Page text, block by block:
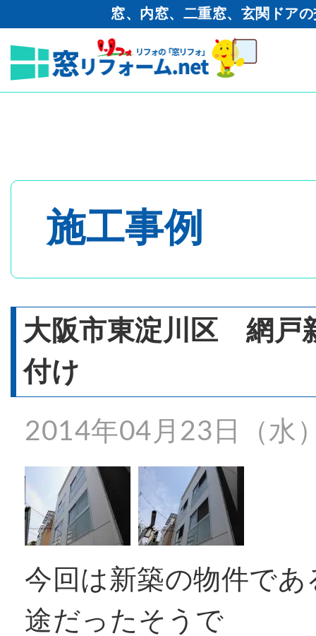
窓、内窓、二重窓、玄関ドア
- 内窓・二重窓
- 窓リフォーム
- 窓シャッター
施工事例一覧
特殊事例
価格表
窓リフォーム.net>工事ブログ
きロール網戸取り付け
施工事例
大阪市東淀川区 網戸
付け
2014年04月23日（水
今回は新築の物件で
途だったそうで